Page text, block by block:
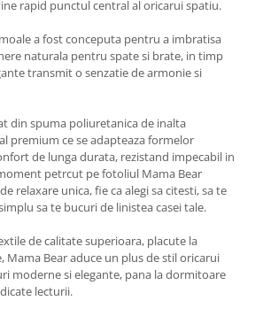
rapid punctul central al oricarui spatiu.
a fost conceputa pentru a imbratisa
naturala pentru spate si brate, in timp
transmit o senzatie de armonie si
din spuma poliuretanica de inalta
premium ce se adapteaza formelor
de lunga durata, rezistand impecabil in
petrcut pe fotoliul Mama Bear
relaxare unica, fie ca alegi sa citesti, sa te
sa te bucuri de linistea casei tale.
de calitate superioara, placute la
Mama Bear aduce un plus de stil oricarui
moderne si elegante, pana la dormitoare
lecturii.